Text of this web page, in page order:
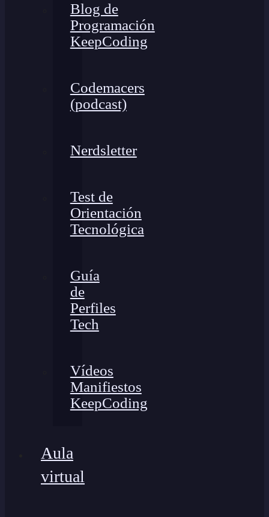
Blog de
Programación
KeepCoding
Codemacers
(podcast)
Nerdsletter
Test de
Orientación
Tecnológica
Guía
de
Perfiles
Tech
Vídeos
Manifiestos
KeepCoding
Aula
virtual